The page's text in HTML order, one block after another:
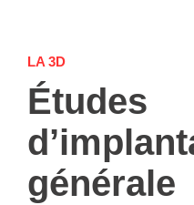
LA 3D
Études
générale